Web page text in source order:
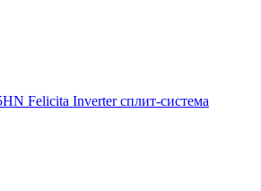
Felicita Inverter сплит-система